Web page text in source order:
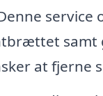
samt
at fjerne